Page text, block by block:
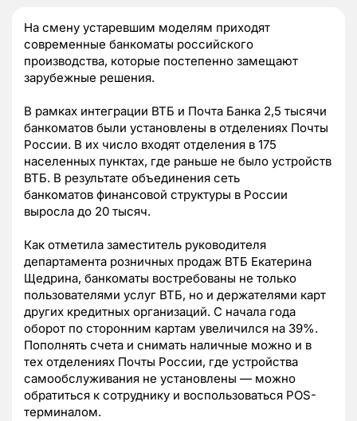
На смену устаревшим моделям приходят
современные банкоматы российского
производства, которые постепенно замещают
зарубежные решения.
В рамках интеграции ВТБ и Почта Банка 2,5 тысячи
банкоматов были установлены в отделениях Почты
России. В их число входят отделения в 175
населенных пунктах, где раньше не было устройств
ВТБ. В результате объединения сеть
банкоматов финансовой структуры в России
выросла до 20 тысяч.
Как отметила заместитель руководителя
департамента розничных продаж ВТБ Екатерина
Щедрина, банкоматы востребованы не только
пользователями услуг ВТБ, но и держателями карт
других кредитных организаций. С начала года
оборот по сторонним картам увеличился на 39%.
Пополнять счета и снимать наличные можно и в
тех отделениях Почты России, где устройства
самообслуживания не установлены — можно
обратиться к сотруднику и воспользоваться POS-
терминалом.